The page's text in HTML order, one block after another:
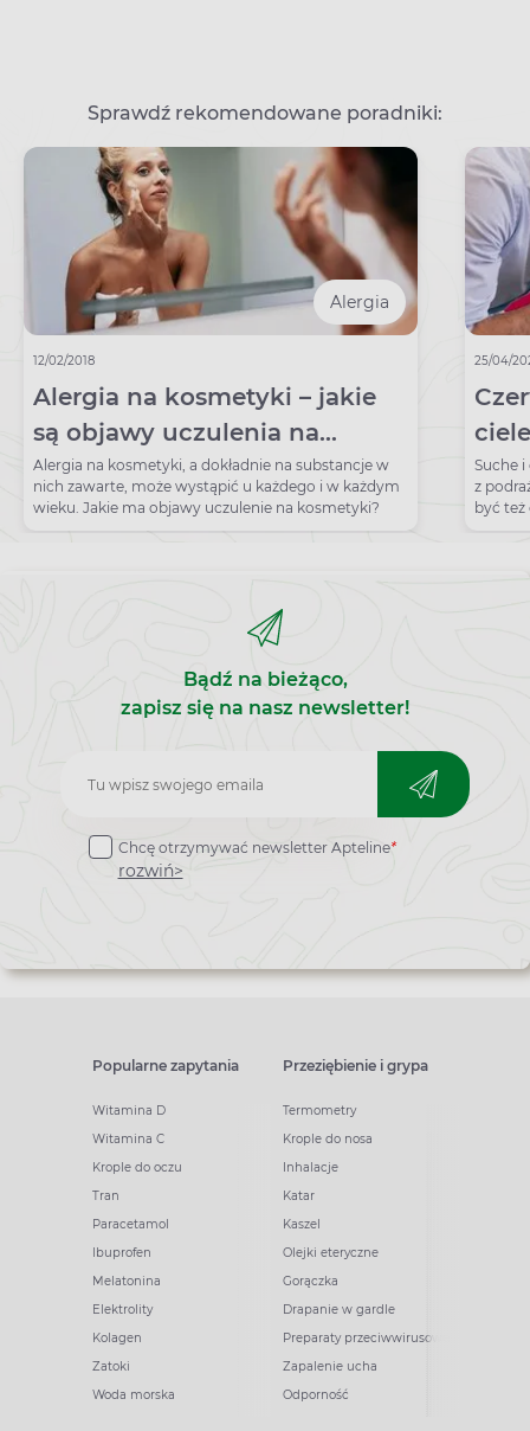
Sprawdź rekomendowane poradniki:
Alergia
12/02/2018
Alergia na kosmetyki – jakie
są objawy uczulenia na
kosmetyki i jak je leczyć
Alergia na kosmetyki, a dokładnie na substancje w
nich zawarte, może wystąpić u każdego i w każdym
wieku. Jakie ma objawy uczulenie na kosmetyki?
25/04/
Suche
z
być też
Bądź na bieżąco,
zapisz się na nasz newsletter!
Zapisz
do
newslettera
Chcę otrzymywać newsletter Apteline*
rozwiń>
Popularne zapytania
Witamina D
Witamina C
Krople do oczu
Tran
Paracetamol
Ibuprofen
Melatonina
Elektrolity
Kolagen
Zatoki
Woda morska
Przeziębienie i grypa
Termometry
Krople do nosa
Inhalacje
Katar
Kaszel
Olejki eteryczne
Gorączka
Drapanie w gardle
Preparaty przeciwwirusowe
Zapalenie ucha
Odporność